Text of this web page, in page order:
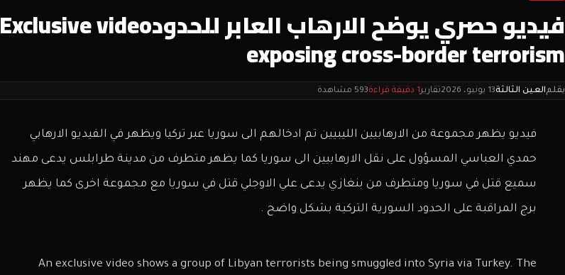
فيديو حصري يوضح الارهاب العابر للحدودExclusive video
exposing cross-border terrorism
بقلمالعين الثالثة13 يونيو، 2026 تقارير1 دقيقة قراءة 593 مشاهدة
فيديو يظهر مجموعة من الارهابيين الليبيين تم ادخالهم الى سوريا عبر تركيا ويظهر في الفيديو الارهابي
حمدي العباسي المسؤول على نقل الارهابيين الى سوريا كما يظهر متطرف من مدينة طرابلس يدعى مهند
سميع قتل في سوريا ومتطرف من بنغازي يدعى علي الاوجلي قتل في سوريا مع مجموعة اخرى كما يظهر
برج المراقبة على الحدود السورية التركية بشكل واضح .
An exclusive video shows a group of Libyan terrorists being smuggled into Syria via Turkey. The